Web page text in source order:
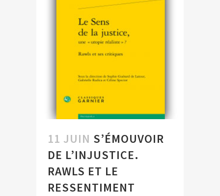
11 JUIN S’ÉMOUVOIR
DE L’INJUSTICE.
RAWLS ET LE
RESSENTIMENT